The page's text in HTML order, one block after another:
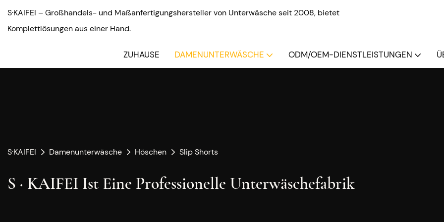
S·KAIFEI – Großhandels- und Maßanfertigungshersteller von Unterwäsche seit 2008, bietet
Komplettlösungen aus einer Hand.
ZUHAUSE DAMENUNTERWÄSCHE ODM/OEM-DIENSTLEISTUNGEN
S·KAIFEI Damenunterwäsche Höschen Slip Shorts
S · KAIFEI Ist Eine Professionelle Unterwäschefabrik